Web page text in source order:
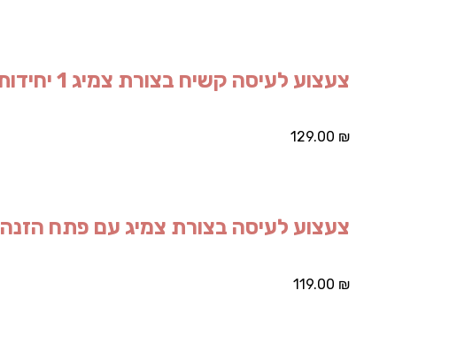
צעצוע לעיסה קשיח בצורת צמיג 1 יחידות
129.00 ₪
צעצוע לעיסה בצורת צמיג עם פתח הזנה 1 יחידות
119.00 ₪